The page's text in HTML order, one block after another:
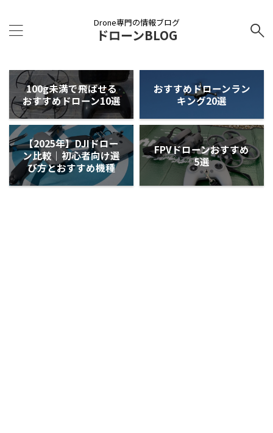
Drone専門の情報ブログ
ドローンBLOG
100g未満で飛ばせる
おすすめドローン10選
おすすめドローンラン
キング20選
【2025年】DJIドロー
ン比較｜初心者向け選
び方とおすすめ機種
FPVドローンおすすめ
5選